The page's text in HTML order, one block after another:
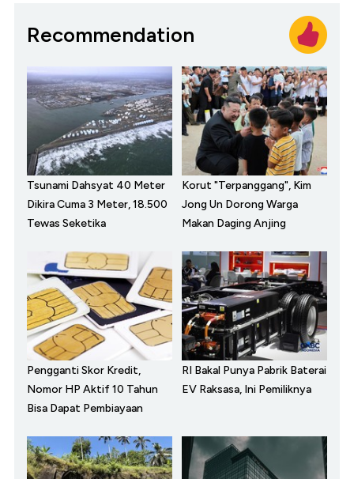
Recommendation
Tsunami Dahsyat 40 Meter
Dikira Cuma 3 Meter, 18.500
Tewas Seketika
Korut "Terpanggang", Kim
Jong Un Dorong Warga
Makan Daging Anjing
Pengganti Skor Kredit,
Nomor HP Aktif 10 Tahun
Bisa Dapat Pembiayaan
RI Bakal Punya Pabrik Baterai
EV Raksasa, Ini Pemiliknya